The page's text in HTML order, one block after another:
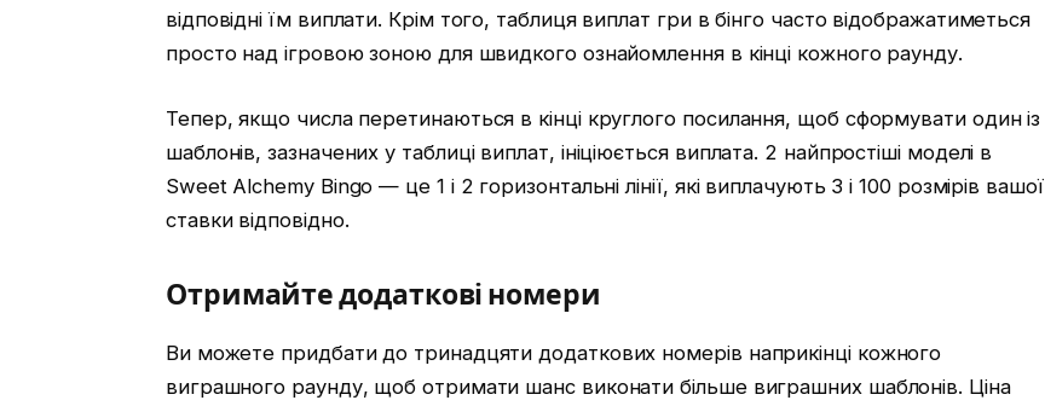
відповідні їм виплати. Крім того, таблиця виплат гри в бінго часто відображатиметься
просто над ігровою зоною для швидкого ознайомлення в кінці кожного раунду.
Тепер, якщо числа перетинаються в кінці круглого посилання, щоб сформувати один із
шаблонів, зазначених у таблиці виплат, ініціюється виплата. 2 найпростіші моделі в
Sweet Alchemy Bingo — це 1 і 2 горизонтальні лінії, які виплачують 3 і 100 розмірів вашої
ставки відповідно.
Отримайте додаткові номери
Ви можете придбати до тринадцяти додаткових номерів наприкінці кожного
виграшного раунду, щоб отримати шанс виконати більше виграшних шаблонів. Ціна